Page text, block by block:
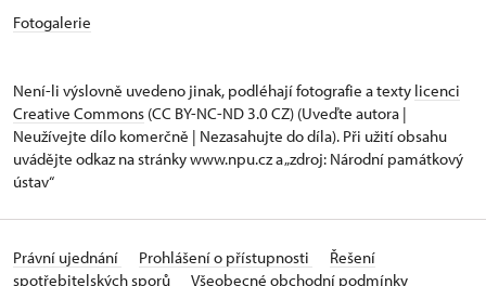
Fotogalerie
Není-li výslovně uvedeno jinak, podléhají fotografie a texty licenci
Creative Commons (CC BY-NC-ND 3.0 CZ) (Uveďte autora |
Neužívejte dílo komerčně | Nezasahujte do díla). Při užití obsahu
uvádějte odkaz na stránky www.npu.cz a „zdroj: Národní památkový
ústav“
Právní ujednání Prohlášení o přístupnosti
Řešení
spotřebitelských sporů
Všeobecné obchodní podmínky